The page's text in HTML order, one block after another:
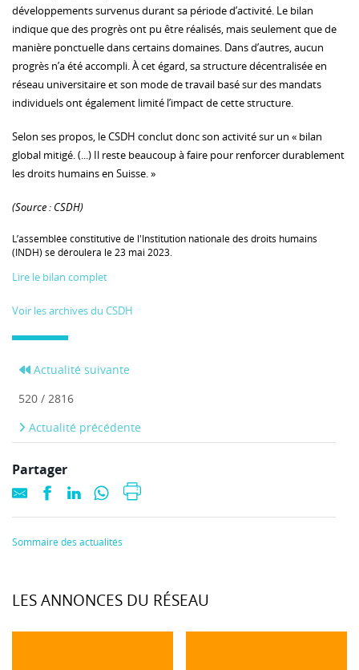
développements survenus durant sa période d’activité. Le bilan
indique que des progrès ont pu être réalisés, mais seulement que de
manière ponctuelle dans certains domaines. Dans d’autres, aucun
progrès n’a été accompli. À cet égard, sa structure décentralisée en
réseau universitaire et son mode de travail basé sur des mandats
individuels ont également limité l’impact de cette structure.
Selon ses propos, le CSDH conclut donc son activité sur un « bilan
global mitigé. (...) Il reste beaucoup à faire pour renforcer durablement
les droits humains en Suisse. »
(Source : CSDH)
L’assemblée constitutive de l'Institution nationale des droits humains
(INDH) se déroulera le 23 mai 2023.
Lire le bilan complet
Voir les archives du CSDH
Actualité suivante
520 / 2816
Actualité précédente
Partager
Sommaire des actualités
LES ANNONCES DU RÉSEAU